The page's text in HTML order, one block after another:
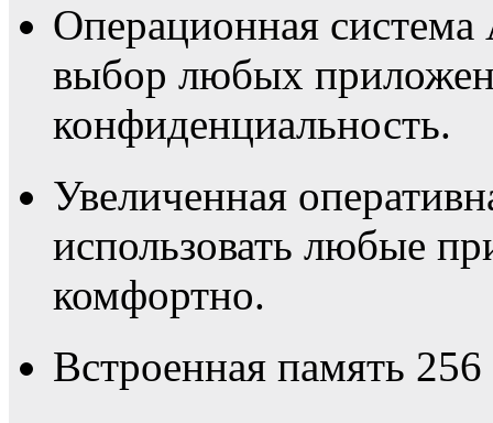
Операционная
выбор любых
конфиденциальность.
Увеличенная
использовать любые
комфортно.
Встроенная память